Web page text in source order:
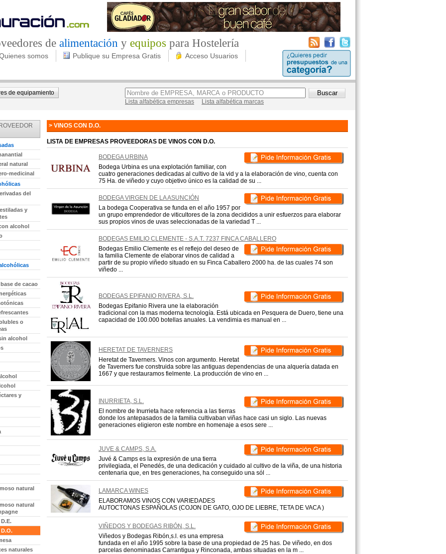
de alimentación y equipos para Hostelería
somos Publique su Empresa Gratis
Acceso Usuarios
de equipamiento
Lista alfabética empresas
Lista alfabética marcas
natural
medicinal
del
y
alcohol
de cacao
o
alcohol
y
natural
natural
naturales
> VINOS CON D.O.
LISTA DE EMPRESAS PROVEEDORAS DE VINOS CON D.O.
BODEGA URBINA
Bodega Urbina es una explotación familiar, con
cuatro generaciones dedicadas al cultivo de la vid y a la elaboración de vino, cuenta con
75 Ha. de viñedo y cuyo objetivo único es la calidad de su ...
BODEGA VIRGEN DE LA ASUNCIÓN
La bodega Cooperativa se funda en el año 1957 por
un grupo emprendedor de viticultores de la zona decididos a unir esfuerzos para elaborar
sus propios vinos de uvas seleccionadas de la variedad T ...
BODEGAS EMILIO CLEMENTE - S.A.T. 7237 FINCA CABALLERO
Bodegas Emilio Clemente es el reflejo del deseo de
la familia Clemente de elaborar vinos de calidad a
partir de su propio viñedo situado en su Finca Caballero 2000 ha. de las cuales 74 son
viñedo ...
BODEGAS EPIFANIO RIVERA, S.L.
Bodegas Epifanio Rivera une la elaboración
tradicional con la mas moderna tecnología. Está ubicada en Pesquera de Duero, tiene una
capacidad de 100.000 botellas anuales. La vendimia es manual en ...
HERETAT DE TAVERNERS
Heretat de Taverners. Vinos con argumento. Heretat
de Taverners fue construida sobre las antiguas dependencias de una alquería datada en
1667 y que restauramos fielmente. La producción de vino en ...
INURRIETA, S.L.
El nombre de Inurrieta hace referencia a las tierras
donde los antepasados de la familia cultivaban viñas hace casi un siglo. Las nuevas
generaciones eligieron este nombre en homenaje a esos sere ...
JUVE & CAMPS, S.A.
Juvé & Camps es la expresión de una tierra
privilegiada, el Penedés, de una dedicación y cuidado al cultivo de la viña, de una historia
centenaria que, en tres generaciones, ha conseguido una sól ...
LAMARCA WINES
ELABORAMOS VINOS CON VARIEDADES
AUTOCTONAS ESPAÑOLAS (COJON DE GATO, OJO DE LIEBRE, TETA DE VACA )
VIÑEDOS Y BODEGAS RIBÓN, S.L.
Viñedos y Bodegas Ribón,s.l. es una empresa
fundada en el año 1995 sobre la base de una propiedad de 25 has. De viñedo, en dos
parcelas denominadas Carrantigua y Rinconada, ambas situadas en la m ...